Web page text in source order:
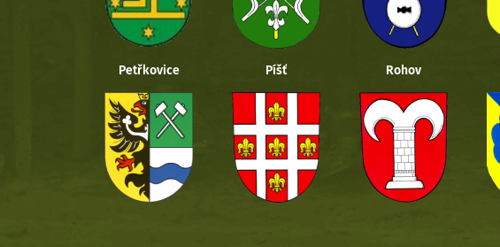
Petřkovice Píšť Rohov